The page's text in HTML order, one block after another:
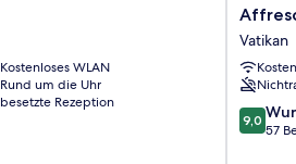
Kostenloses WLAN
Rund um die Uhr
besetzte Rezeption
Affresco
LR
Vatikan
Vatikan
9.0
von
9,0
57